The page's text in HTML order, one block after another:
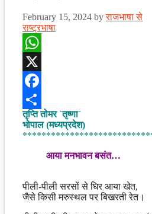
February 15, 2024 byराजभाषा से
राष्ट्रभाषा
WhatsApp
X
Facebook
Share
तृप्ति तोमर `तृष्णा`
भोपाल (मध्यप्रदेश)
आया मनभावन बसंत…
पीली-पीली सरसों से घिर आया खेत,
जैसे किसी मरुस्थल पर बिखरती रेत।